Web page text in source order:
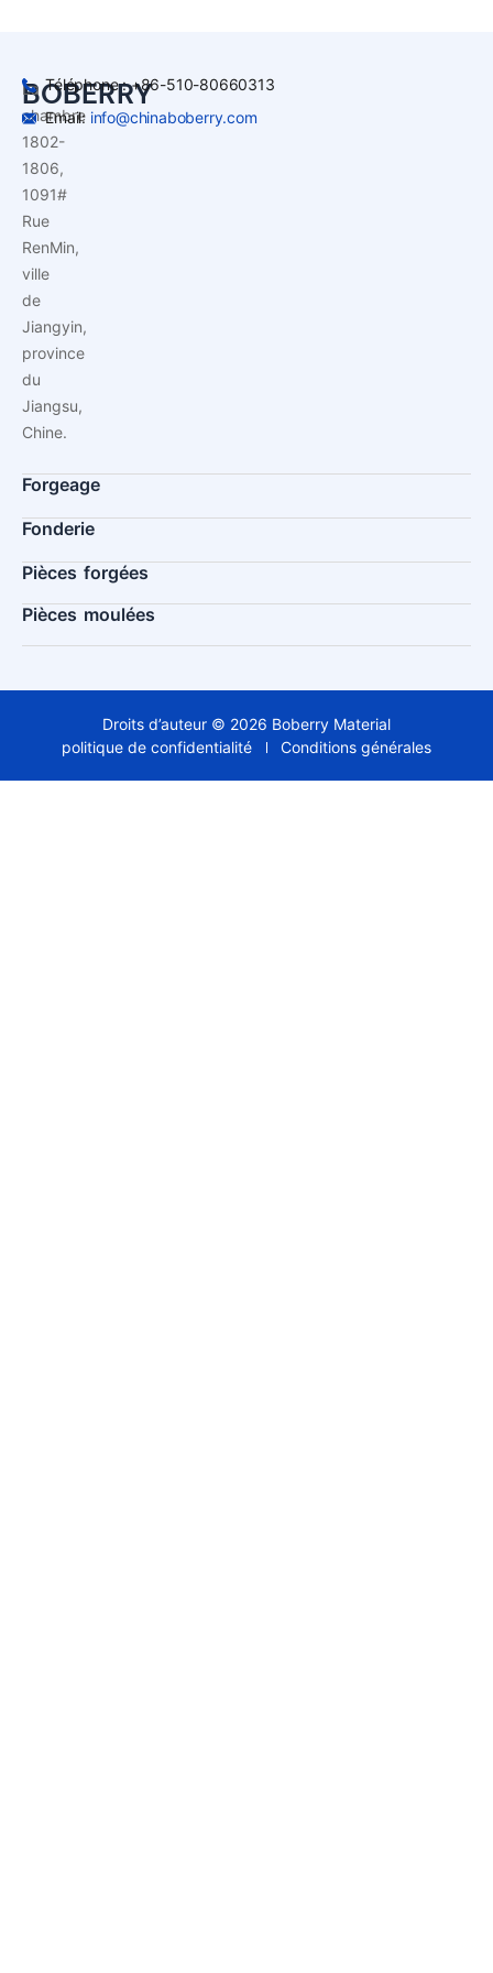
BOBERRY
La
chambre
1802-
1806,
1091#
Rue
RenMin,
ville
de
Jiangyin,
province
du
Jiangsu,
Chine.
Téléphone : +86-510-80660313
Email: info@chinaboberry.com
Forgeage
Fonderie
Pièces forgées
Pièces moulées
Droits d’auteur © 2026 Boberry Material
politique de confidentialité
Conditions générales